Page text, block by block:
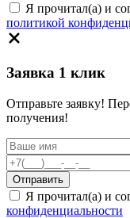
Я прочитал(а) и
политикой
Заявка 1 клик
Отправьте заявку!
получения!
Я прочитал(а) и
конфиденциальности